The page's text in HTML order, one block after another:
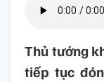
Thủ tướng
tiếp tục